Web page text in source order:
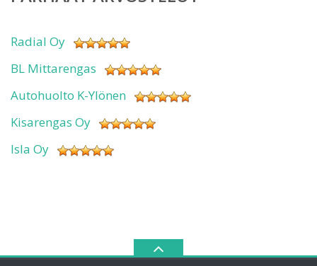
Radial Oy
BL Mittarengas
Autohuolto K-Ylönen
Kisarengas Oy
Isla Oy